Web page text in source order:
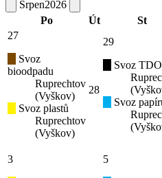
Srpen2026
Po
Út St
27
Svoz
bioodpadu
Ruprechtov
(Vyškov)
Svoz plastů
Ruprechtov
(Vyškov)
28
29
Svoz TDO
Svoz
3
5